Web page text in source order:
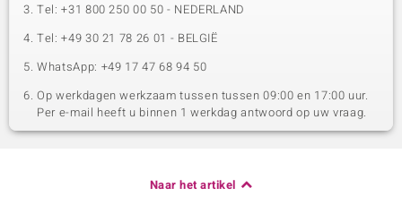
Tel: +31 800 250 00 50 - NEDERLAND
Tel: +49 30 21 78 26 01 - BELGIË
WhatsApp: +49 17 47 68 94 50
Op werkdagen werkzaam tussen tussen 09:00 en 17:00 uur.
Per e-mail heeft u binnen 1 werkdag antwoord op uw vraag.
Naar het artikel